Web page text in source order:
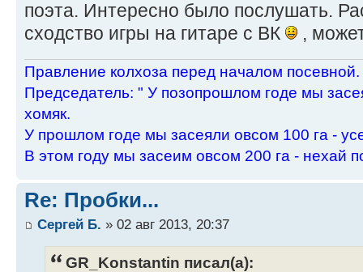
поэта. Интересно было послушать.
сходство игры на гитаре с ВК
,
Пpавление колхоза пеpед началом посевной.
Пpедседатель: " У позопpошлом годе мы
хомяк.
У пpошлом годе мы засеяли овсом 100 га -
В этом году мы засеим овсом 200 га - нехай
Re: Пробки...
Сергей Б. » 02 авг 2013, 20:37
GR_Konstantin писал(а):